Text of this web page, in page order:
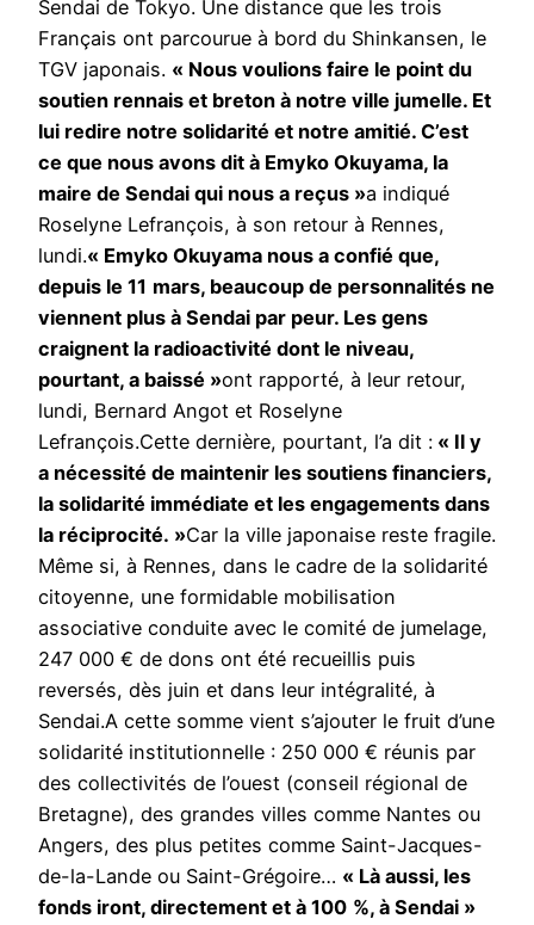
Sendai de Tokyo. Une distance que les trois
Français ont parcourue à bord du Shinkansen, le
TGV japonais. « Nous voulions faire le point du
soutien rennais et breton à notre ville jumelle. Et
lui redire notre solidarité et notre amitié. C’est
ce que nous avons dit à Emyko Okuyama, la
maire de Sendai qui nous a reçus »a indiqué
Roselyne Lefrançois, à son retour à Rennes,
lundi.« Emyko Okuyama nous a confié que,
depuis le 11 mars, beaucoup de personnalités ne
viennent plus à Sendai par peur. Les gens
craignent la radioactivité dont le niveau,
pourtant, a baissé »ont rapporté, à leur retour,
lundi, Bernard Angot et Roselyne
Lefrançois.Cette dernière, pourtant, l’a dit : « Il y
a nécessité de maintenir les soutiens financiers,
la solidarité immédiate et les engagements dans
la réciprocité. »Car la ville japonaise reste fragile.
Même si, à Rennes, dans le cadre de la solidarité
citoyenne, une formidable mobilisation
associative conduite avec le comité de jumelage,
247 000 € de dons ont été recueillis puis
reversés, dès juin et dans leur intégralité, à
Sendai.A cette somme vient s’ajouter le fruit d’une
solidarité institutionnelle : 250 000 € réunis par
des collectivités de l’ouest (conseil régional de
Bretagne), des grandes villes comme Nantes ou
Angers, des plus petites comme Saint-Jacques-
de-la-Lande ou Saint-Grégoire… « Là aussi, les
fonds iront, directement et à 100 %, à Sendai »